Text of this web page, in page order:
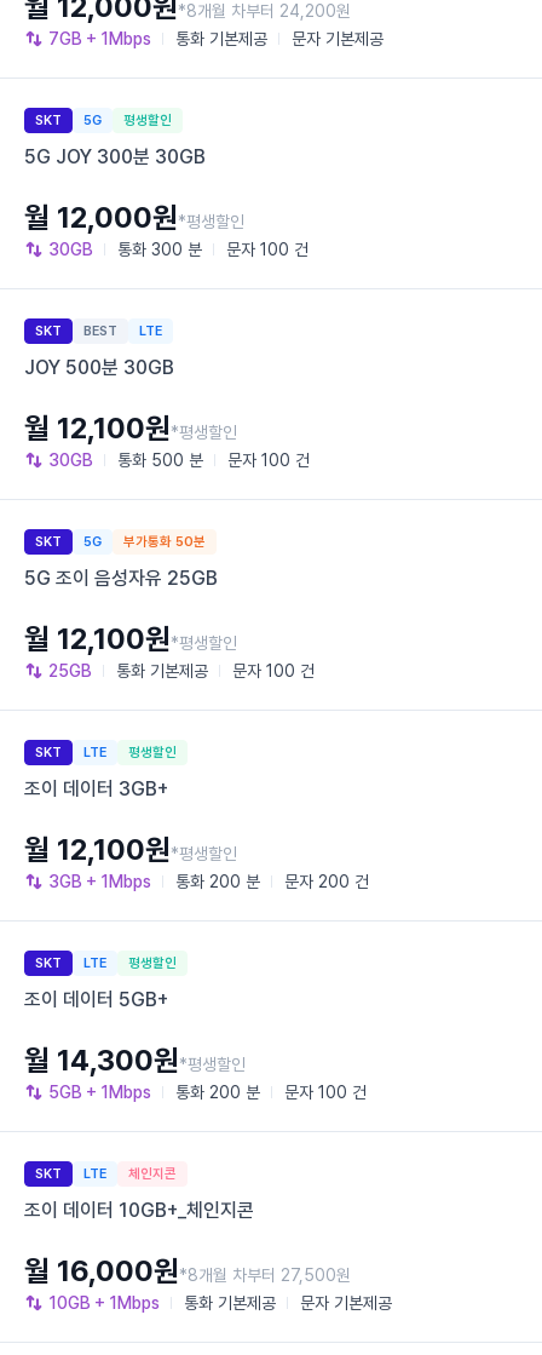
7GB + 1Mbps 통화 기본제공 문자 기본제공
*8개월 차부터 24,200원
SKT 5G 평생할인
5G JOY 300분 30GB
30GB 통화 300 분 문자 100 건
월 12,000원*평생할인
SKT BEST LTE
JOY 500분 30GB
30GB 통화 500 분 문자 100 건
월 12,100원*평생할인
SKT 5G 부가통화 50분
5G 조이 음성자유 25GB
25GB 통화 기본제공 문자 100 건
월 12,100원*평생할인
SKT LTE 평생할인
조이 데이터 3GB+
3GB + 1Mbps 통화 200 분 문자 200 건
월 12,100원*평생할인
SKT LTE 평생할인
조이 데이터 5GB+
5GB + 1Mbps 통화 200 분 문자 100 건
월 14,300원*평생할인
SKT LTE 체인지콘
조이 데이터 10GB+_체인지콘
10GB + 1Mbps 통화 기본제공 문자 기본제공
월 16,000원*8개월 차부터 27,500원